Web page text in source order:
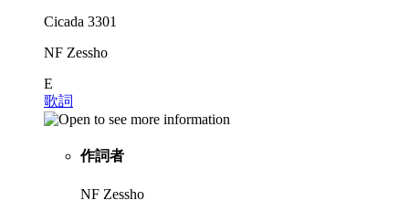
Cicada 3301
NF Zessho
E
歌詞
作詞者
NF Zessho